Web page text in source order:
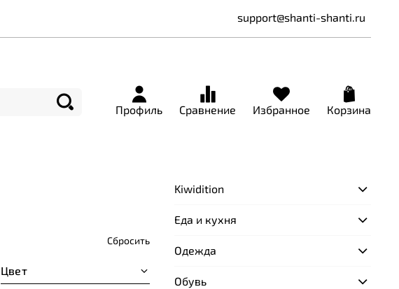
support@shanti-shanti.ru
Профиль Сравнение Избранное Корзина
Сбросить
Цвет
Kiwidition
Еда и кухня
Одежда
Обувь